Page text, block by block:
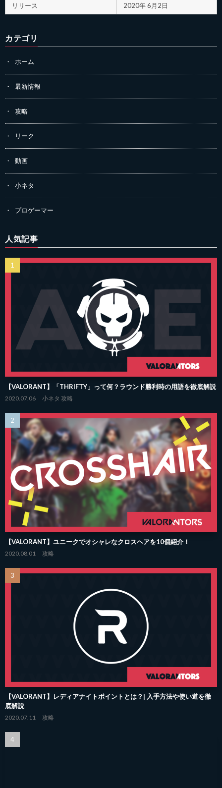
リリース 2020年 6月2日
カテゴリ
ホーム
最新情報
攻略
リーク
動画
小ネタ
プロゲーマー
人気記事
【VALORANT】「THRIFTY」って何？ラウンド勝利時の用語を徹底解説
2020.07.06 小ネタ 攻略
【VALORANT】ユニークでオシャレなクロスヘアを10個紹介！
2020.08.01 攻略
【VALORANT】レディアナイトポイントとは？| 入手方法や使い道を徹
底解説
2020.07.11 攻略